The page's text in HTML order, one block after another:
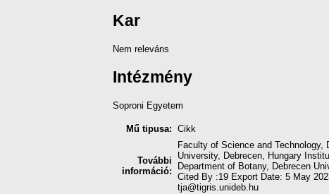
Kar
Nem releváns
Intézmény
Soproni Egyetem
Mű tipusa: Cikk
További
információ:
Faculty of Science and Technology,
University, Debrecen, Hungary
Department of Botany, Debrecen
Cited By :19 Export Date: 5 May
tja@tigris.unideb.hu